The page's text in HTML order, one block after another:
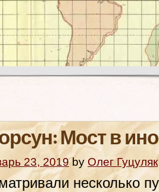
Мост в
23, 2019 by Олег Гуцуляк
несколько